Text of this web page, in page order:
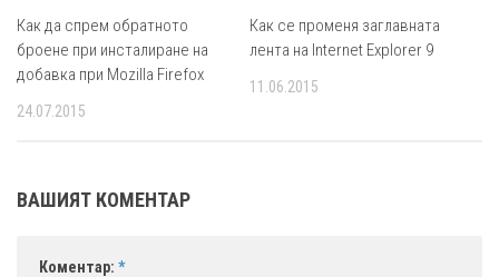
Как да спрем обратното
броене при инсталиране на
добавка при Mozilla Firefox
24.07.2015
Как се променя заглавната
лента на Internet Explorer 9
11.06.2015
ВАШИЯТ КОМЕНТАР
Коментар: *